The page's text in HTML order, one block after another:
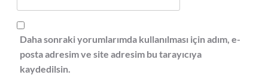
Daha sonraki yorumlarımda kullanılması için adım, e-
posta adresim ve site adresim bu tarayıcıya
kaydedilsin.